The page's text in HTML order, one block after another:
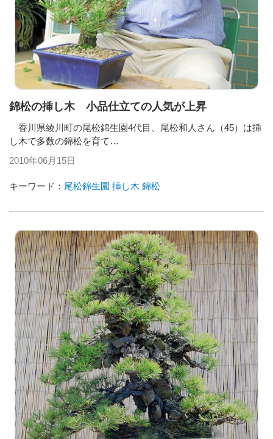
錦松の挿し木 小品仕立ての人気が上昇
香川県綾川町の尾松錦生園4代目、尾松和人さん（45）は挿
し木で多数の錦松を育て…
2010年06月15日
キーワード： 尾松錦生園 挿し木 錦松